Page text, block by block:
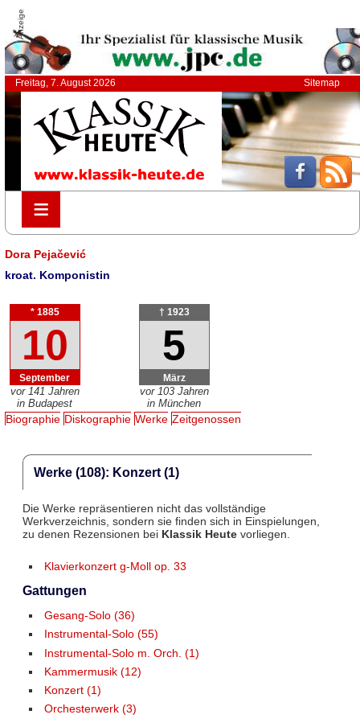
Anzeige
Freitag, 7. August 2026 Sitemap
≡
≡
Dora Pejačević
kroat. Komponistin
* 1885
10
September
vor 141 Jahren
in Budapest
† 1923
5
März
vor 103 Jahren
in München
Biographie Diskographie Werke Zeitgenossen
Werke (108): Konzert (1)
Die Werke repräsentieren nicht das vollständige
Werkverzeichnis, sondern sie finden sich in Einspielungen,
zu denen Rezensionen bei Klassik Heutevorliegen.
Klavierkonzert g-Moll op. 33
Gattungen
Gesang-Solo (36)
Instrumental-Solo (55)
Instrumental-Solo m. Orch. (1)
Kammermusik (12)
Konzert (1)
Orchesterwerk (3)